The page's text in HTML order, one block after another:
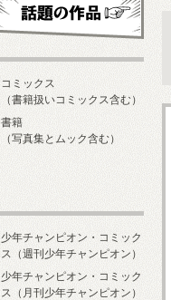
コミックス
（書籍扱いコミックス含む）
書籍
（写真集とムック含む）
少年チャンピオン・コミック
ス（週刊少年チャンピオン）
少年チャンピオン・コミック
ス（月刊少年チャンピオン）